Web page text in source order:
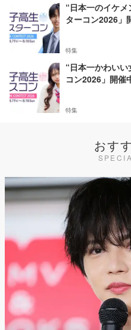
“日本一のイケ
ターコン2026」
特集
“日本一かわい
コン2026」開催
特集
おす